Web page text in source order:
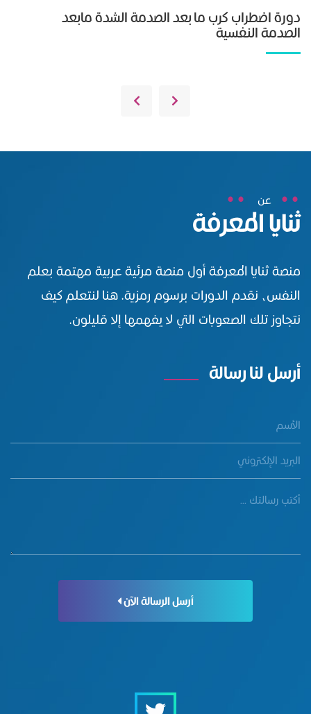
دورة اضطراب كرب ما بعد الصدمة الشدة مابعد
الصدمة النفسیة
عن
ثنايا المعرفة
منصة ثنايا المعرفة أول منصة مرئية عربية مهتمة بعلم
النفس، نقدم الدورات برسوم رمزية. هنا لنتعلم كيف
نتجاوز تلك الصعوبات التي لا يفهمها إلا قليلون.
أرسل لنا رسالة
أرسل الرسالة الآن